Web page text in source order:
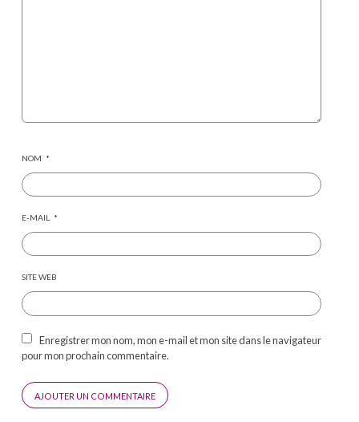
NOM *
E-MAIL *
SITE WEB
Enregistrer mon nom, mon e-mail et mon site dans le navigateur
pour mon prochain commentaire.